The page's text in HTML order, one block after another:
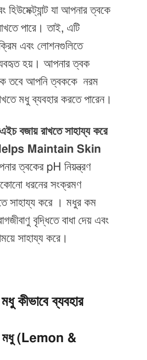
হিউমেক্ট্যান্ট যা আপনার ত্বকে
পারে। তাই, এটি
ক্রিম এবং লোশনগুলিতে
হয়। আপনার ত্বক
তবে আপনি ত্বককে নরম
মধু ব্যবহার করতে পারেন।
বজায় রাখতে সাহায্য করে
Maintain Skin
ত্বকের pH নিয়ন্ত্রণ
ধরনের সংক্রমণ
সাহায্য করে । মধুর কম
বৃদ্ধিতে বাধা দেয় এবং
সাহায্য করে।
কীভাবে ব্যবহার
মধু (Lemon &